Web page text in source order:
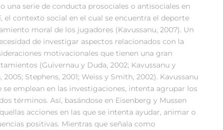
una serie de conducta prosociales o antisociales en
contexto social en el cual se encuentra el deporte
moral de los jugadores (Kavussanu, 2007). Un
de investigar aspectos relacionados con la
motivacionales que tienen una gran
(Guivernau y Duda, 2002; Kavussanu y
Stephens, 2001; Weiss y Smith, 2002). Kavussanu
emplean en las investigaciones, intenta agrupar los
términos. Así, basándose en Eisenberg y Mussen
acciones en las que se intenta ayudar, animar o
positivas. Mientras que señala como